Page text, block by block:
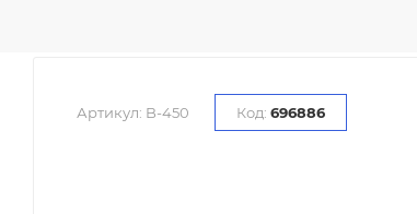
Артикул: B-450 Код: 696886